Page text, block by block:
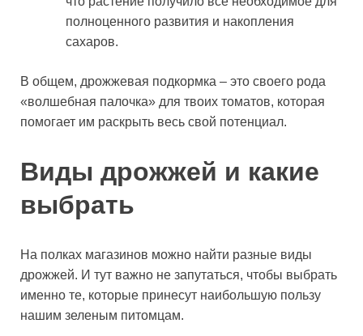
полноценного развития и накопления
сахаров.
В общем, дрожжевая подкормка – это своего рода
«волшебная палочка» для твоих томатов, которая
помогает им раскрыть весь свой потенциал.
Виды дрожжей и какие
выбрать
На полках магазинов можно найти разные виды
дрожжей. И тут важно не запутаться, чтобы выбрать
именно те, которые принесут наибольшую пользу
нашим зеленым питомцам.